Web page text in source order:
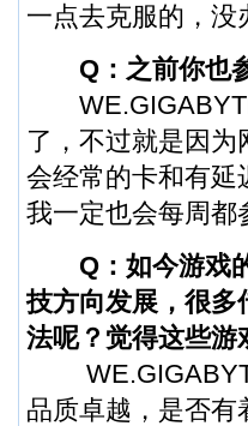
一点去克服的，没
Q：之前你也
了，不过就是因
会经常的卡和有延
我一定也会每周都
Q：如今游戏
技方向发展，很多
法呢？觉得这些游
品质卓越，是否